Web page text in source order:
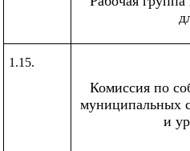
1.15.
Комиссия по
муниципальных
и